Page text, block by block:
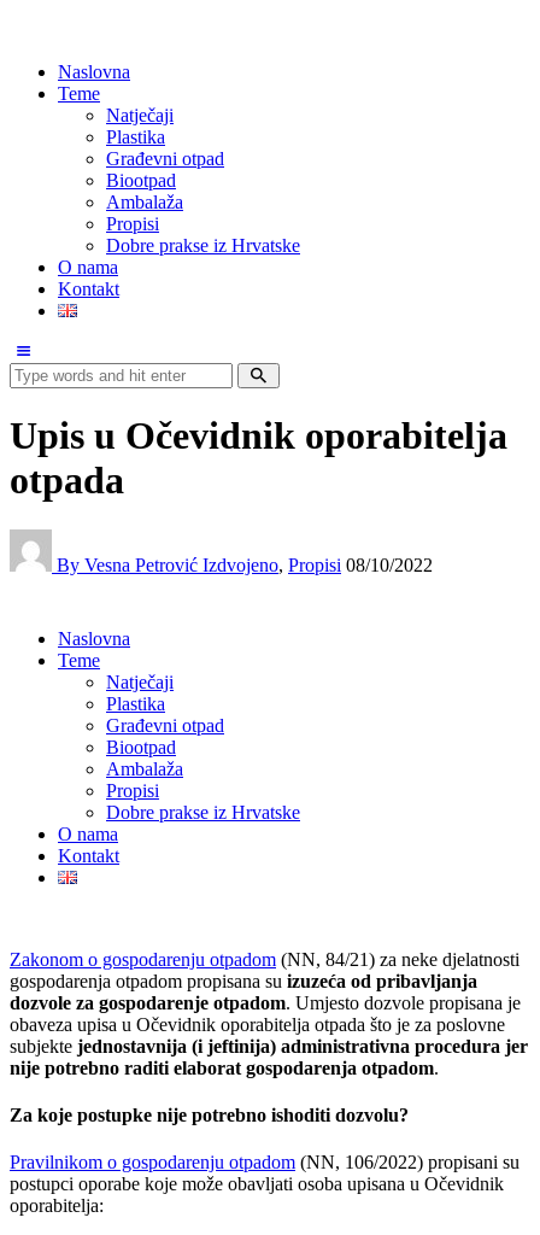
Naslovna
Teme
Natječaji
Plastika
Građevni otpad
Biootpad
Ambalaža
Propisi
Dobre prakse iz Hrvatske
O nama
Kontakt
Upis u Očevidnik oporabitelja
otpada
By Vesna Petrović Izdvojeno, Propisi 08/10/2022
Naslovna
Teme
Natječaji
Plastika
Građevni otpad
Biootpad
Ambalaža
Propisi
Dobre prakse iz Hrvatske
O nama
Kontakt
Zakonom o gospodarenju otpadom (NN, 84/21) za neke djelatnosti
gospodarenja otpadom propisana su izuzeća od pribavljanja
dozvole za gospodarenje otpadom. Umjesto dozvole propisana je
obaveza upisa u Očevidnik oporabitelja otpada što je za poslovne
subjekte jednostavnija (i jeftinija) administrativna procedura jer
nije potrebno raditi elaborat gospodarenja otpadom.
Za koje postupke nije potrebno ishoditi dozvolu?
Pravilnikom o gospodarenju otpadom (NN, 106/2022) propisani su
postupci oporabe koje može obavljati osoba upisana u Očevidnik
oporabitelja: